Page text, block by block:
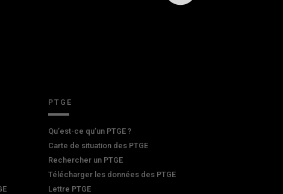
PTGE
Qu’est-ce qu’un PTGE ?
Carte de situation des PTGE
Rechercher un PTGE
Télécharger les données des PTGE
Lettre PTGE